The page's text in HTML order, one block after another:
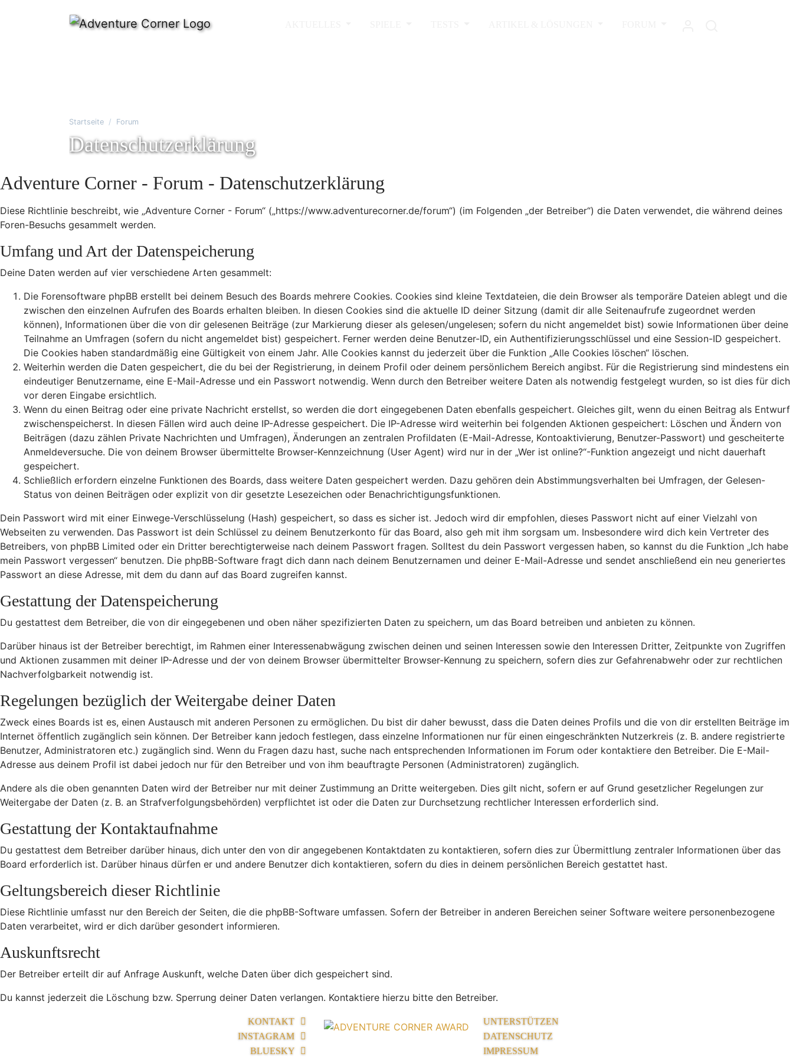
Startseite Forum
Datenschutzerklärung
Adventure Corner - Forum - Datenschutzerklärung
Diese Richtlinie beschreibt, wie „Adventure Corner - Forum“ („https://www.adventurecorner.de/forum“) (im Folgenden „der Betreiber“) die Daten verwendet, die während deines
Foren-Besuchs gesammelt werden.
Umfang und Art der Datenspeicherung
Deine Daten werden auf vier verschiedene Arten gesammelt:
Die Forensoftware phpBB erstellt bei deinem Besuch des Boards mehrere Cookies. Cookies sind kleine Textdateien, die dein Browser als temporäre Dateien ablegt und die
zwischen den einzelnen Aufrufen des Boards erhalten bleiben. In diesen Cookies sind die aktuelle ID deiner Sitzung (damit dir alle Seitenaufrufe zugeordnet werden
können), Informationen über die von dir gelesenen Beiträge (zur Markierung dieser als gelesen/ungelesen; sofern du nicht angemeldet bist) sowie Informationen über deine
Teilnahme an Umfragen (sofern du nicht angemeldet bist) gespeichert. Ferner werden deine Benutzer-ID, ein Authentifizierungsschlüssel und eine Session-ID gespeichert.
Die Cookies haben standardmäßig eine Gültigkeit von einem Jahr. Alle Cookies kannst du jederzeit über die Funktion „Alle Cookies löschen“ löschen.
Weiterhin werden die Daten gespeichert, die du bei der Registrierung, in deinem Profil oder deinem persönlichem Bereich angibst. Für die Registrierung sind mindestens ein
eindeutiger Benutzername, eine E-Mail-Adresse und ein Passwort notwendig. Wenn durch den Betreiber weitere Daten als notwendig festgelegt wurden, so ist dies für dich
vor deren Eingabe ersichtlich.
Wenn du einen Beitrag oder eine private Nachricht erstellst, so werden die dort eingegebenen Daten ebenfalls gespeichert. Gleiches gilt, wenn du einen Beitrag als Entwurf
zwischenspeicherst. In diesen Fällen wird auch deine IP-Adresse gespeichert. Die IP-Adresse wird weiterhin bei folgenden Aktionen gespeichert: Löschen und Ändern von
Beiträgen (dazu zählen Private Nachrichten und Umfragen), Änderungen an zentralen Profildaten (E-Mail-Adresse, Kontoaktivierung, Benutzer-Passwort) und gescheiterte
Anmeldeversuche. Die von deinem Browser übermittelte Browser-Kennzeichnung (User Agent) wird nur in der „Wer ist online?“-Funktion angezeigt und nicht dauerhaft
gespeichert.
Schließlich erfordern einzelne Funktionen des Boards, dass weitere Daten gespeichert werden. Dazu gehören dein Abstimmungsverhalten bei Umfragen, der Gelesen-
Status von deinen Beiträgen oder explizit von dir gesetzte Lesezeichen oder Benachrichtigungsfunktionen.
Dein Passwort wird mit einer Einwege-Verschlüsselung (Hash) gespeichert, so dass es sicher ist. Jedoch wird dir empfohlen, dieses Passwort nicht auf einer Vielzahl von
Webseiten zu verwenden. Das Passwort ist dein Schlüssel zu deinem Benutzerkonto für das Board, also geh mit ihm sorgsam um. Insbesondere wird dich kein Vertreter des
Betreibers, von phpBB Limited oder ein Dritter berechtigterweise nach deinem Passwort fragen. Solltest du dein Passwort vergessen haben, so kannst du die Funktion „Ich habe
mein Passwort vergessen“ benutzen. Die phpBB-Software fragt dich dann nach deinem Benutzernamen und deiner E-Mail-Adresse und sendet anschließend ein neu generiertes
Passwort an diese Adresse, mit dem du dann auf das Board zugreifen kannst.
Gestattung der Datenspeicherung
Du gestattest dem Betreiber, die von dir eingegebenen und oben näher spezifizierten Daten zu speichern, um das Board betreiben und anbieten zu können.
Darüber hinaus ist der Betreiber berechtigt, im Rahmen einer Interessenabwägung zwischen deinen und seinen Interessen sowie den Interessen Dritter, Zeitpunkte von Zugriffen
und Aktionen zusammen mit deiner IP-Adresse und der von deinem Browser übermittelter Browser-Kennung zu speichern, sofern dies zur Gefahrenabwehr oder zur rechtlichen
Nachverfolgbarkeit notwendig ist.
Regelungen bezüglich der Weitergabe deiner Daten
Zweck eines Boards ist es, einen Austausch mit anderen Personen zu ermöglichen. Du bist dir daher bewusst, dass die Daten deines Profils und die von dir erstellten Beiträge im
Internet öffentlich zugänglich sein können. Der Betreiber kann jedoch festlegen, dass einzelne Informationen nur für einen eingeschränkten Nutzerkreis (z. B. andere registrierte
Benutzer, Administratoren etc.) zugänglich sind. Wenn du Fragen dazu hast, suche nach entsprechenden Informationen im Forum oder kontaktiere den Betreiber. Die E-Mail-
Adresse aus deinem Profil ist dabei jedoch nur für den Betreiber und von ihm beauftragte Personen (Administratoren) zugänglich.
Andere als die oben genannten Daten wird der Betreiber nur mit deiner Zustimmung an Dritte weitergeben. Dies gilt nicht, sofern er auf Grund gesetzlicher Regelungen zur
Weitergabe der Daten (z. B. an Strafverfolgungsbehörden) verpflichtet ist oder die Daten zur Durchsetzung rechtlicher Interessen erforderlich sind.
Gestattung der Kontaktaufnahme
Du gestattest dem Betreiber darüber hinaus, dich unter den von dir angegebenen Kontaktdaten zu kontaktieren, sofern dies zur Übermittlung zentraler Informationen über das
Board erforderlich ist. Darüber hinaus dürfen er und andere Benutzer dich kontaktieren, sofern du dies in deinem persönlichen Bereich gestattet hast.
Geltungsbereich dieser Richtlinie
Diese Richtlinie umfasst nur den Bereich der Seiten, die die phpBB-Software umfassen. Sofern der Betreiber in anderen Bereichen seiner Software weitere personenbezogene
Daten verarbeitet, wird er dich darüber gesondert informieren.
Auskunftsrecht
Der Betreiber erteilt dir auf Anfrage Auskunft, welche Daten über dich gespeichert sind.
Du kannst jederzeit die Löschung bzw. Sperrung deiner Daten verlangen. Kontaktiere hierzu bitte den Betreiber.
KONTAKT
INSTAGRAM
BLUESKY
UNTERSTÜTZEN
DATENSCHUTZ
IMPRESSUM